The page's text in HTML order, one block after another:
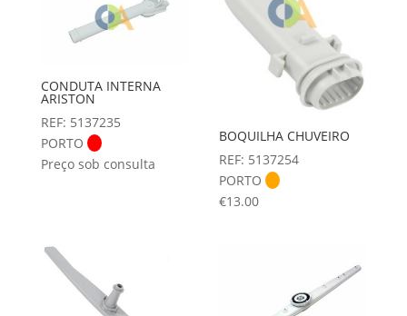
CONDUTA INTERNA
ARISTON
REF: 5137235
PORTO
Preço sob consulta
BOQUILHA CHUVEIRO
REF: 5137254
PORTO
€13.00